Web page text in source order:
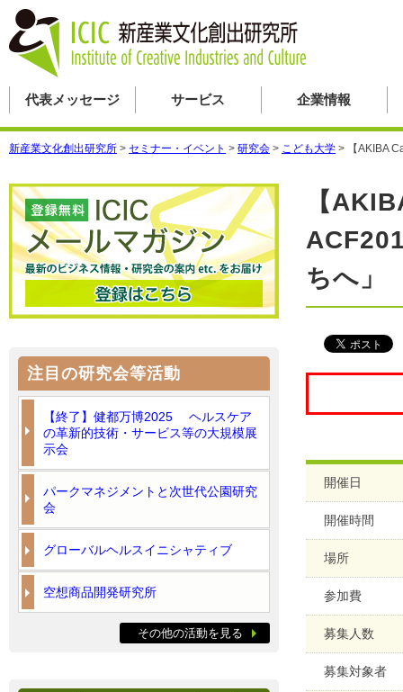
代表メッセージ サービス 企業情報
新産業文化創出研究所 > セミナー・イベント > 研究会 > こども大学 > 【AKIBA
【
ちへ」
開催日
開催時間
場所
参加費
募集人数
募集対象者
注目の研究会等活動
【終了】健都万博2025 ヘルスケア
の革新的技術・サービス等の大規模展
示会
パークマネジメントと次世代公園研究
会
グローバルヘルスイニシャティブ
空想商品開発研究所
その他の活動を見る